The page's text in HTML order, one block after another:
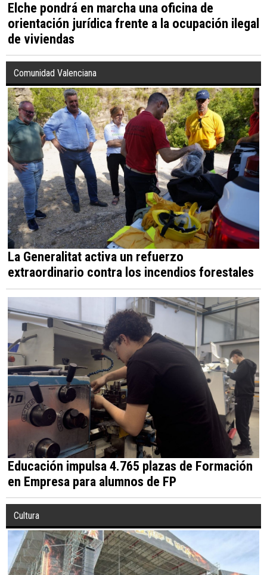
Elche pondrá en marcha una oficina de
orientación jurídica frente a la ocupación ilegal
de viviendas
Comunidad Valenciana
La Generalitat activa un refuerzo
extraordinario contra los incendios forestales
Educación impulsa 4.765 plazas de Formación
en Empresa para alumnos de FP
Cultura